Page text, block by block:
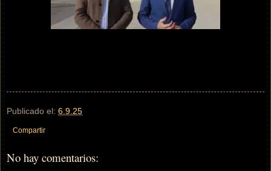
Publicado el: 6.9.25
Compartir
No hay comentarios: